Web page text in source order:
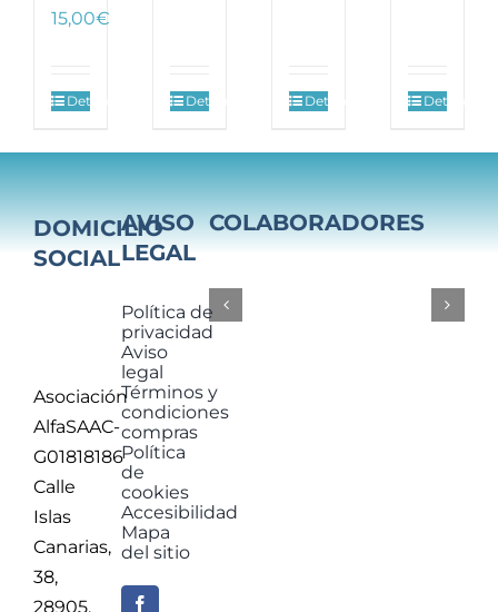
15,00€
Detalles Detalles Detalles Detalles
DOMICILIO
SOCIAL
Asociación
AlfaSAAC-
G01818186
Calle
Islas
Canarias,
38,
28905,
AVISO
LEGAL
Política de
privacidad
Aviso
legal
Términos y
condiciones
compras
Política
de
cookies
Accesibilidad
Mapa
del sitio
COLABORADORES